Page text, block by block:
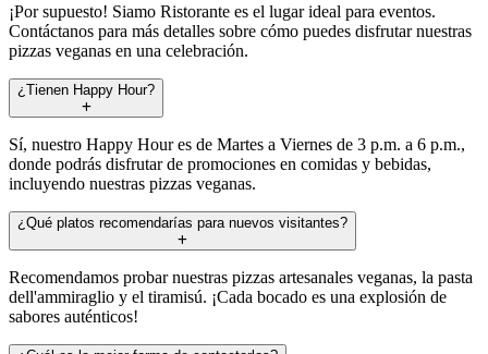
¡Por supuesto! Siamo Ristorante es el lugar ideal para eventos.
Contáctanos para más detalles sobre cómo puedes disfrutar nuestras
pizzas veganas en una celebración.
¿Tienen Happy Hour?
Sí, nuestro Happy Hour es de Martes a Viernes de 3 p.m. a 6 p.m.,
donde podrás disfrutar de promociones en comidas y bebidas,
incluyendo nuestras pizzas veganas.
¿Qué platos recomendarías para nuevos visitantes?
Recomendamos probar nuestras pizzas artesanales veganas, la pasta
dell'ammiraglio y el tiramisú. ¡Cada bocado es una explosión de
sabores auténticos!